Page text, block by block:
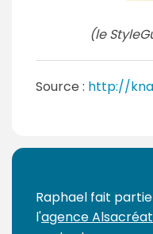
(le
Source : http://
Raphael fait
l'agence